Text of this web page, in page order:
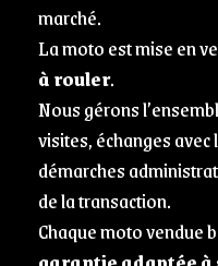
marché.
La moto est mise en
à rouler.
Nous gérons
visites, échanges avec
démarches
de la transaction.
Chaque moto vendue